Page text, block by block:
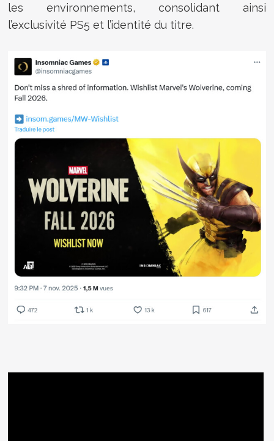
les environnements, consolidant ainsi
l’exclusivité PS5 et l’identité du titre.